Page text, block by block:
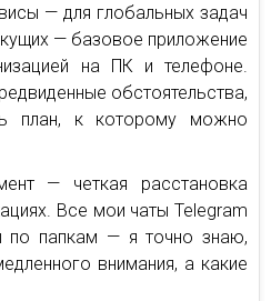
— для глобальных задач
— базовое приложение
на ПК и телефоне.
обстоятельства,
план, к которому можно
— четкая расстановка
Все мои чаты Telegram
по папкам — я точно знаю,
внимания, а какие